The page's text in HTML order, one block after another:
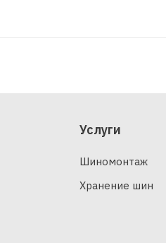
Услуги
Шиномонтаж
Хранение шин